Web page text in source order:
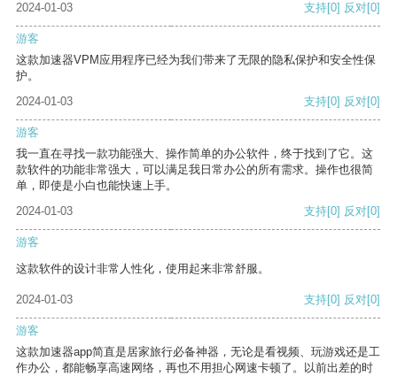
2024-01-03 支持[0] 反对[0]
游客
这款加速器VPM应用程序已经为我们带来了无限的隐私保护和安全性保
护。
2024-01-03
支持[0] 反对[0]
游客
我一直在寻找一款功能强大、操作简单的办公软件，终于找到了它。这
款软件的功能非常强大，可以满足我日常办公的所有需求。操作也很简
单，即使是小白也能快速上手。
2024-01-03
支持[0] 反对[0]
游客
这款软件的设计非常人性化，使用起来非常舒服。
2024-01-03 支持[0] 反对[0]
游客
这款加速器app简直是居家旅行必备神器，无论是看视频、玩游戏还是工
作办公，都能畅享高速网络，再也不用担心网速卡顿了。以前出差的时